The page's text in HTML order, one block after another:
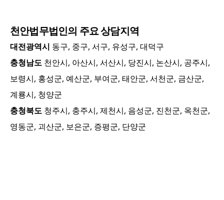
천안법무법인의 주요 상담지역
대전광역시 동구, 중구, 서구, 유성구, 대덕구
충청남도 천안시, 아산시, 서산시, 당진시, 논산시, 공주시,
보령시, 홍성군, 예산군, 부여군, 태안군, 서천군, 금산군,
계룡시, 청양군
충청북도 청주시, 충주시, 제천시, 음성군, 진천군, 옥천군,
영동군, 괴산군, 보은군, 증평군, 단양군